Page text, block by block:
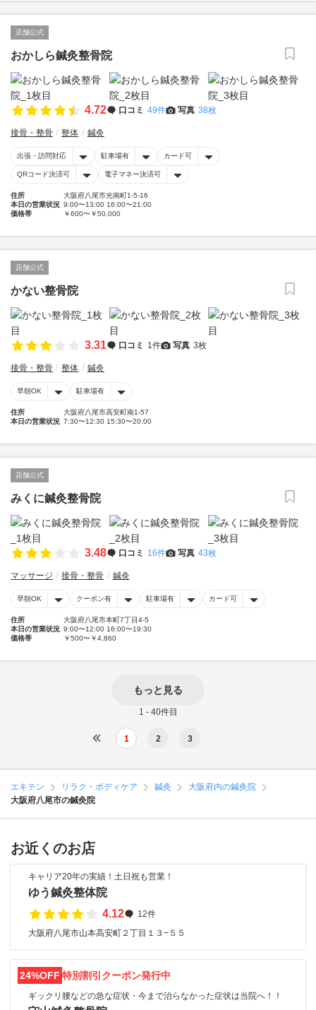
店舗公式
おかしら鍼灸整骨院
4.72 口コミ 49件 写真 38枚
接骨・整骨 整体 鍼灸
出張・訪問対応 駐車場有 カード可
QRコード決済可 電子マネー決済可
住所
大阪府八尾市光南町1-5-16
本日の営業状況 9:00〜13:00 16:00〜21:00
価格帯
￥600〜￥50,000
店舗公式
かない整骨院
3.31 口コミ 1件 写真 3枚
接骨・整骨 整体 鍼灸
早朝OK 駐車場有
住所
大阪府八尾市高安町南1-57
本日の営業状況 7:30〜12:30 15:30〜20:00
店舗公式
みくに鍼灸整骨院
3.48 口コミ 16件 写真 43枚
マッサージ 接骨・整骨 鍼灸
早朝OK クーポン有 駐車場有 カード可
住所
大阪府八尾市本町7丁目4-5
本日の営業状況 9:00〜12:00 16:00〜19:30
価格帯
￥500〜￥4,860
もっと見る
1 - 40件目
1 2 3
エキテン リラク・ボディケア 鍼灸
大阪府内の鍼灸院
大阪府八尾市の鍼灸院
お近くのお店
キャリア20年の実績！土日祝も営業！
ゆう鍼灸整体院
4.12
12件
大阪府八尾市山本高安町２丁目１３−５５
24%OFF 特別割引クーポン発行中
ギックリ腰などの急な症状・今まで治らなかった症状は当院へ！！